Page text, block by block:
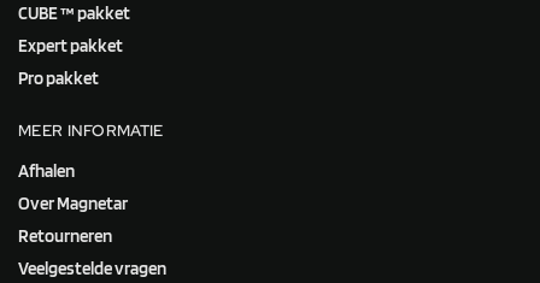
CUBE ™ pakket
Expert pakket
Pro pakket
MEER INFORMATIE
Afhalen
Over Magnetar
Retourneren
Veelgestelde vragen